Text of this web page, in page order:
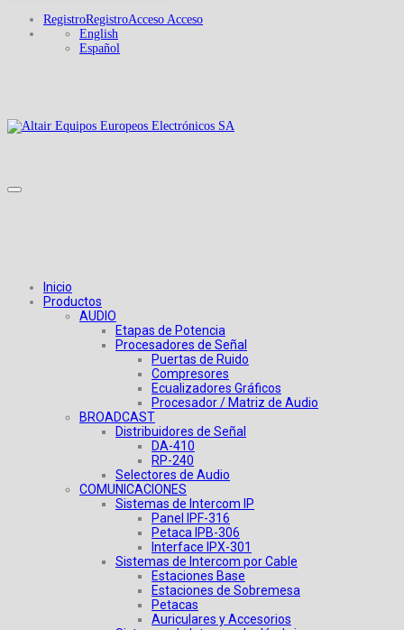
RegistroRegistroAcceso Acceso
English
Español
Inicio
Productos
AUDIO
Etapas de Potencia
Procesadores de Señal
Puertas de Ruido
Compresores
Ecualizadores Gráficos
Procesador / Matriz de Audio
BROADCAST
Distribuidores de Señal
DA-410
RP-240
Selectores de Audio
COMUNICACIONES
Sistemas de Intercom IP
Panel IPF-316
Petaca IPB-306
Interface IPX-301
Sistemas de Intercom por Cable
Estaciones Base
Estaciones de Sobremesa
Petacas
Auriculares y Accesorios